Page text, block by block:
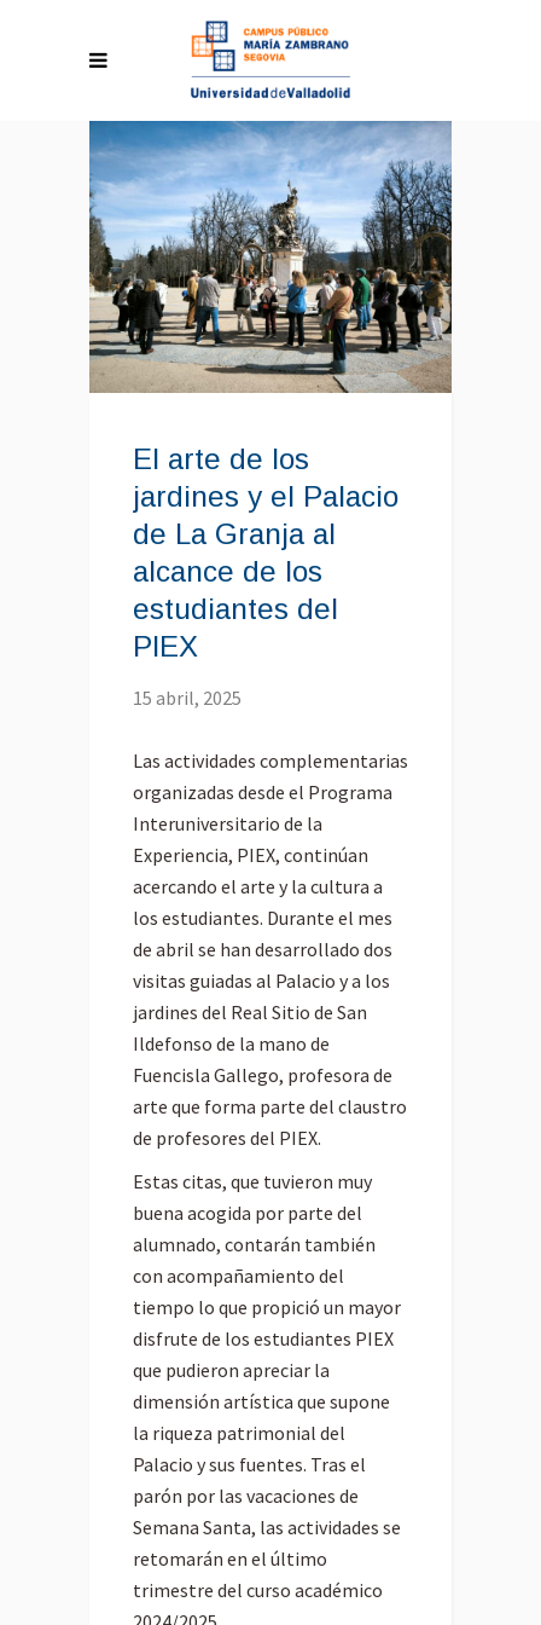
El arte de los
jardines y el Palacio
de La Granja al
alcance de los
estudiantes del
PIEX
15 abril, 2025
Las actividades complementarias
organizadas desde el Programa
Interuniversitario de la
Experiencia, PIEX, continúan
acercando el arte y la cultura a
los estudiantes. Durante el mes
de abril se han desarrollado dos
visitas guiadas al Palacio y a los
jardines del Real Sitio de San
Ildefonso de la mano de
Fuencisla Gallego, profesora de
arte que forma parte del claustro
de profesores del PIEX.
Estas citas, que tuvieron muy
buena acogida por parte del
alumnado, contarán también
con acompañamiento del
tiempo lo que propició un mayor
disfrute de los estudiantes PIEX
que pudieron apreciar la
dimensión artística que supone
la riqueza patrimonial del
Palacio y sus fuentes. Tras el
parón por las vacaciones de
Semana Santa, las actividades se
retomarán en el último
trimestre del curso académico